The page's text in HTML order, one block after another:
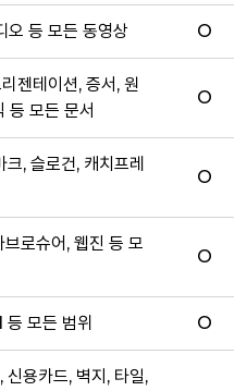
오 등 모든 동영상 O
젠테이션, 증서, 원
등 모든 문서
O
크, 슬로건, 캐치프레
O
브로슈어, 웹진 등 모
O
모든 범위 O
신용카드, 벽지, 타일,